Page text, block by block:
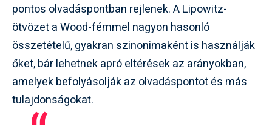
pontos olvadáspontban rejlenek. A Lipowitz-
ötvözet a Wood-fémmel nagyon hasonló
összetételű, gyakran szinonimaként is használják
őket, bár lehetnek apró eltérések az arányokban,
amelyek befolyásolják az olvadáspontot és más
tulajdonságokat.